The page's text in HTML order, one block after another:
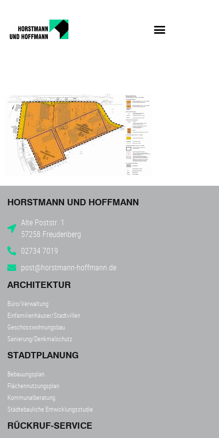
HORSTMANN UND HOFFMANN
Alte Poststr. 1
57258 Freudenberg
02734 7019
post@horstmann-hoffmann.de
ARCHITEKTUR
Büro/Verwaltung
Einfamilienhäuser/Stadtvillen
Geschosswohnungsbau
Sanierung/Denkmalschutz
STADTPLANUNG
Bebauungsplan
Flächennutzungsplan
Kommunalberatung
Städtebauliche Entwicklungsstudie
RÜCKRUF-SERVICE